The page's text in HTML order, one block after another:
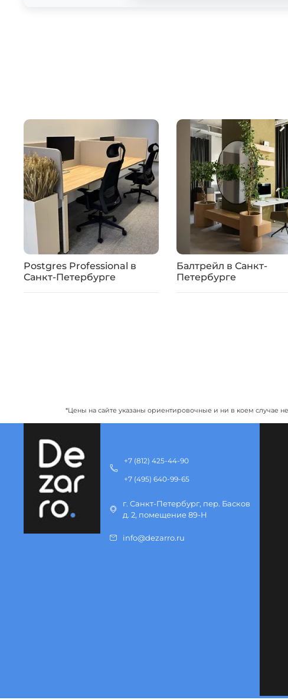
Postgres Professional в
Санкт-Петербурге
Балтрейл в Санкт-
Петербурге
*Цены на сайте указаны ориентировочные и ни в коем случае
+7 (812) 425-44-90
+7 (495) 640-99-65
г. Санкт-Петербург, пер. Басков
д. 2, помещение 89-Н
info@dezarro.ru